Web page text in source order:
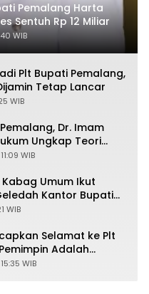
Pemalang Harta
Sentuh Rp 12 Miliar
WIB
Plt Bupati Pemalang,
Tetap Lancar
WIB
Dr. Imam
Ungkap Teori
WIB
Umum Ikut
Kantor Bupati
WIB
Selamat ke Plt
Adalah
WIB